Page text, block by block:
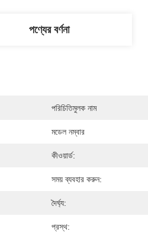
পণ্যের বর্ণনা
পরিচিতিমুলক নাম
মডেল নম্বার
কীওয়ার্ড:
সময় ব্যবহার করুন:
দৈর্ঘ্য:
প্রস্থ: